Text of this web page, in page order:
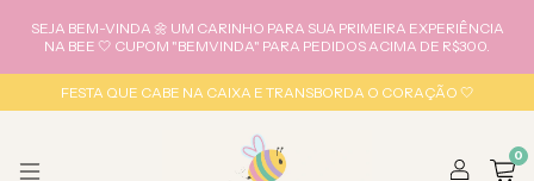
SEJA BEM-VINDA 🌼 UM CARINHO PARA SUA PRIMEIRA EXPERIÊNCIA
NA BEE 🤍 CUPOM "BEMVINDA" PARA PEDIDOS ACIMA DE R$300.
FESTA QUE CABE NA CAIXA E TRANSBORDA O CORAÇÃO 🤍
0